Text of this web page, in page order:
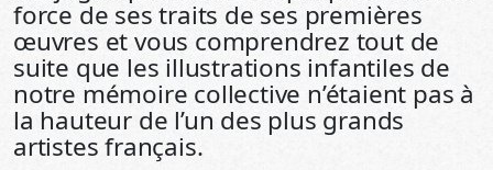
force de ses traits de ses premières
œuvres et vous comprendrez tout de
suite que les illustrations infantiles de
notre mémoire collective n’étaient pas à
la hauteur de l’un des plus grands
artistes français.